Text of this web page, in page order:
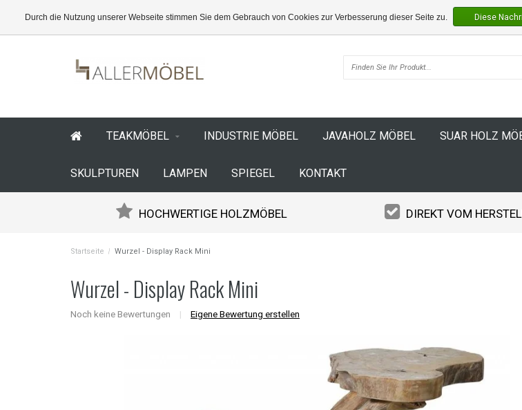
TEAKMÖBEL INDUSTRIE MÖBEL JAVAHOLZ MÖBEL SUAR HOLZ
SKULPTUREN LAMPEN SPIEGEL KONTAKT
HOCHWERTIGE HOLZMÖBEL DIREKT VOM
Startseite / Wurzel - Display Rack Mini
Wurzel - Display Rack Mini
Noch keine Bewertungen | Eigene Bewertung erstellen
Durch die Nutzung unserer Webseite stimmen Sie dem Gebrauch von Cookies zur Verbesserung dieser Seite zu. Diese